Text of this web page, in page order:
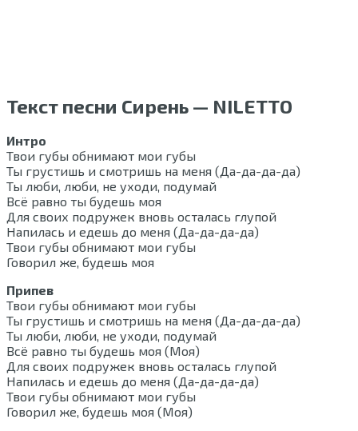
Текст песни Сирень — NILETTO
Интро
Твои губы обнимают мои губы
Ты грустишь и смотришь на меня (Да-да-да-да)
Ты люби, люби, не уходи, подумай
Всё равно ты будешь моя
Для своих подружек вновь осталась глупой
Напилась и едешь до меня (Да-да-да-да)
Твои губы обнимают мои губы
Говорил же, будешь моя
Припев
Твои губы обнимают мои губы
Ты грустишь и смотришь на меня (Да-да-да-да)
Ты люби, люби, не уходи, подумай
Всё равно ты будешь моя (Моя)
Для своих подружек вновь осталась глупой
Напилась и едешь до меня (Да-да-да-да)
Твои губы обнимают мои губы
Говорил же, будешь моя (Моя)